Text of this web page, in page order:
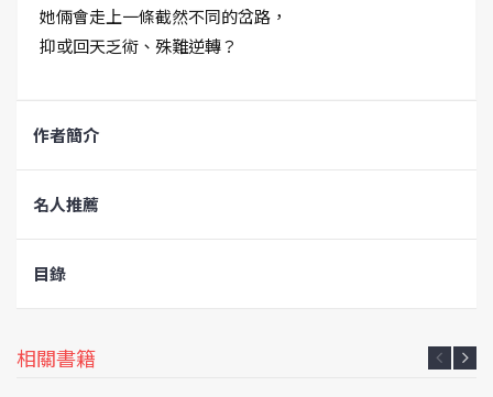
她倆會走上一條截然不同的岔路，
抑或回天乏術、殊難逆轉？
作者簡介
名人推薦
目錄
相關書籍